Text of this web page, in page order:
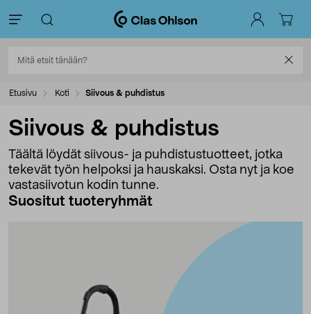
Etusivu Koti Siivous & puhdistus
Siivous & puhdistus
Täältä löydät siivous- ja puhdistustuotteet, jotka
tekevät työn helpoksi ja hauskaksi. Osta nyt ja koe
vastasiivotun kodin tunne.
Suositut tuoteryhmät